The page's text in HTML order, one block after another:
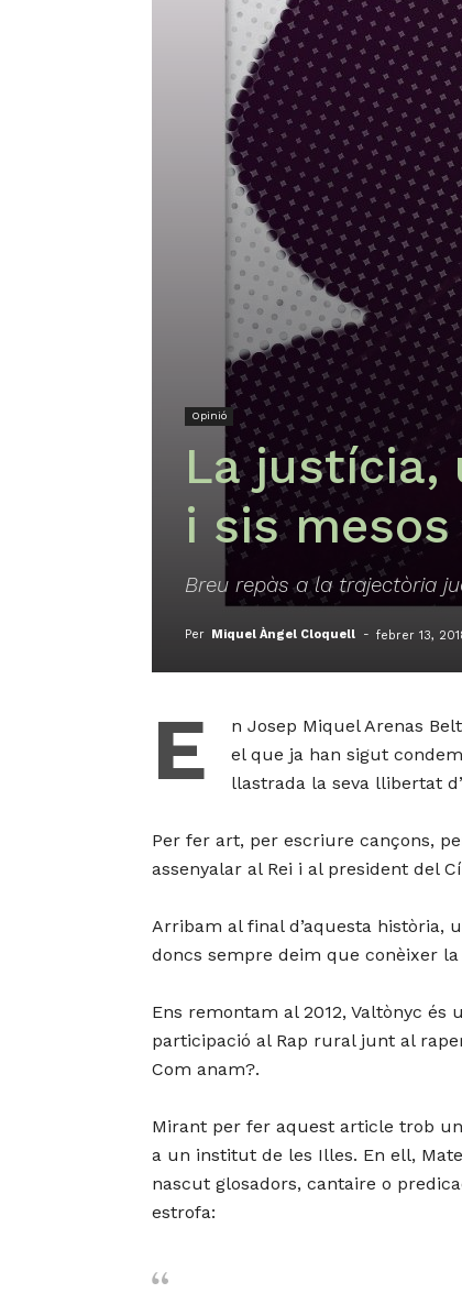
Opinió
La justícia,
i sis
Breu repàs a la trajectòria
Per Miquel Àngel Cloquell - febrer 13,
E
n Josep Miquel Arenas
el que ja han sigut
llastrada la seva llibertat
Per fer art, per escriure cançons,
assenyalar al Rei i al president del
Arribam al final d’aquesta història,
doncs sempre deim que conèixer
Ens remontam al 2012, Valtònyc és
participació al Rap rural junt al
Com anam?.
Mirant per fer aquest article trob
a un institut de les Illes. En ell,
nascut glosadors, cantaire o
estrofa: